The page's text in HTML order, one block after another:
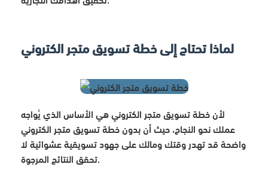
لماذا تحتاج إلى خطة تسويق متجر الكتروني
لأن خطة تسويق متجر الكتروني هي الأساس الذي يُواجه
عملك نحو النجاح، حيث أن بدون خطة تسويق متجر الكتروني
واضحة قد تهدر وقتك ومالك على جهود تسويقية عشوائية لا
تحقق النتائج المرجوة.